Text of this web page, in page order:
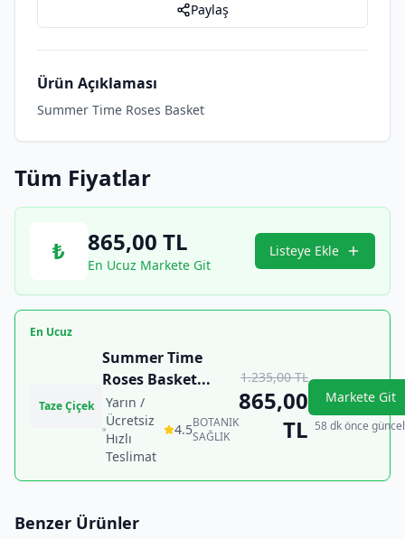
Paylaş
Ürün Açıklaması
Summer Time Roses Basket
Tüm Fiyatlar
₺ 865,00 TL
En Ucuz Markete Git
Listeye Ekle
En Ucuz
Taze Çiçek
Summer Time
Roses Basket...
Yarın /
Ücretsiz
Hızlı
Teslimat
4.5BOTANIK
SAĞLIK
1.235,00TL
865,00
TL
Markete Git
58 dk önce
Benzer Ürünler